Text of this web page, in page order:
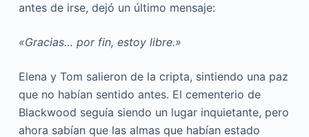
antes de irse, dejó un último mensaje:
«Gracias… por fin, estoy libre.»
Elena y Tom salieron de la cripta, sintiendo una paz
que no habían sentido antes. El cementerio de
Blackwood seguía siendo un lugar inquietante, pero
ahora sabían que las almas que habían estado